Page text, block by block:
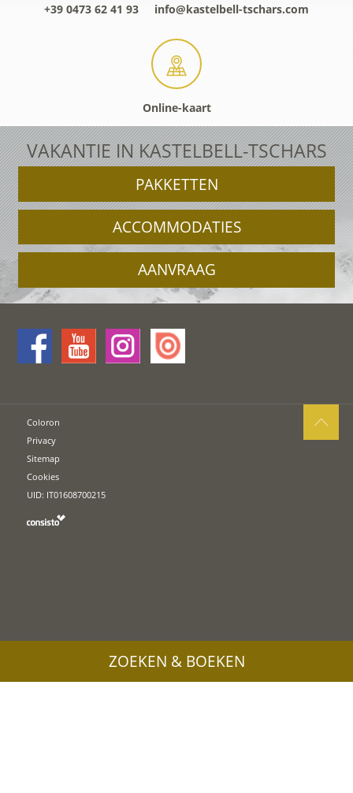
+39 0473 62 41 93 info@kastelbell-tschars.com
Online-kaart
VAKANTIE IN KASTELBELL-TSCHARS
PAKKETTEN
ACCOMMODATIES
AANVRAAG
Coloron
Privacy
Sitemap
Cookies
UID: IT01608700215
ZOEKEN & BOEKEN